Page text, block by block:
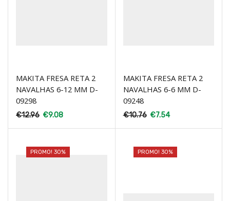
MAKITA FRESA RETA 2
NAVALHAS 6-12 MM D-
09298
€12.96 €9.08
MAKITA FRESA RETA 2
NAVALHAS 6-6 MM D-
09248
€10.76 €7.54
PROMO! 30% PROMO! 30%